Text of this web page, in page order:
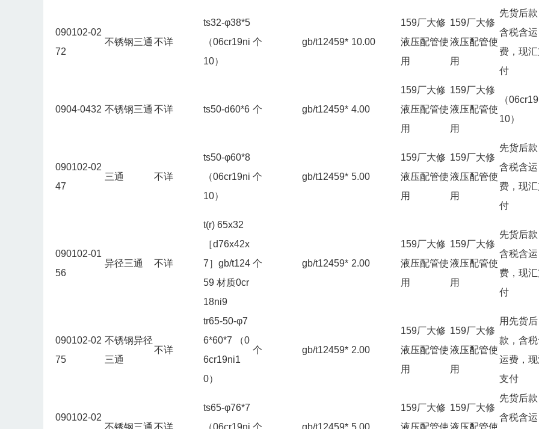
090102-02
72
不锈钢三通 不详
ts32-φ38*5
（06cr19ni
10）
个 gb/t12459* 10.00
159厂大修
液压配管使
用
159厂大修
液压配管使
用
先货后款
含税含运
费，现
付
0904-0432 不锈钢三通 不详 ts50-d60*6 个 gb/t12459* 4.00
159厂大修
液压配管使
用
159厂大修
液压配管使
用
（
10）
090102-02
47
三通 不详
ts50-φ60*8
（06cr19ni
10）
个 gb/t12459* 5.00
159厂大修
液压配管使
用
159厂大修
液压配管使
用
先货后款
含税含运
费，现
付
090102-01
56
异径三通 不详
t(r) 65x32
［d76x42x
7］gb/t124
59 材质0cr
18ni9
个 gb/t12459* 2.00
159厂大修
液压配管使
用
159厂大修
液压配管使
用
先货后款
含税含运
费，现
付
090102-02
75
不锈钢异径
三通
不详
tr65-50-φ7
6*60*7 （0
6cr19ni1
0）
个 gb/t12459* 2.00
159厂大修
液压配管使
用
159厂大修
液压配管使
用
用先货后
款，含税
运费，现
支付
090102-02
ts65-φ76*7
159厂大修 159厂大修
先货后款
含税含运